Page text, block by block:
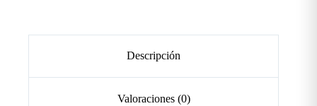
Descripción
Valoraciones (0)